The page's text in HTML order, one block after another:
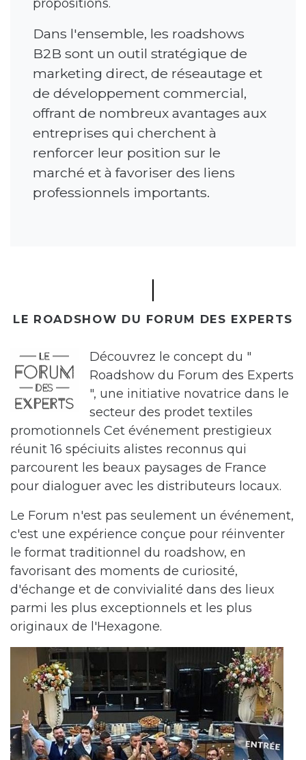
propositions.
Dans l'ensemble, les roadshows
B2B sont un outil stratégique de
marketing direct, de réseautage et
de développement commercial,
offrant de nombreux avantages aux
entreprises qui cherchent à
renforcer leur position sur le
marché et à favoriser des liens
professionnels importants.
LE ROADSHOW DU FORUM DES EXPERTS
Découvrez le concept du "
Roadshow du Forum des Experts
", une initiative novatrice dans le
secteur des prodet textiles
promotionnels Cet événement prestigieux
réunit 16 spéciuits alistes reconnus qui
parcourent les beaux paysages de France
pour dialoguer avec les distributeurs locaux.
Le Forum n'est pas seulement un événement,
c'est une expérience conçue pour réinventer
le format traditionnel du roadshow, en
favorisant des moments de curiosité,
d'échange et de convivialité dans des lieux
parmi les plus exceptionnels et les plus
originaux de l'Hexagone.